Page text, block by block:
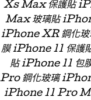
Xs Max 保護貼
Max 玻璃貼
iPhone XR 鋼化
膜 iPhone 11 保護
貼 iPhone 11 包
Pro 鋼化玻璃
iPhone 11 Pro